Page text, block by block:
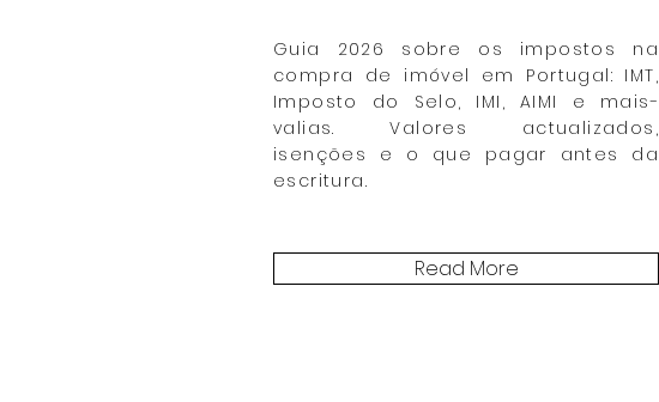
Guia 2026 sobre os impostos na
compra de imóvel em Portugal: IMT,
Imposto do Selo, IMI, AIMI e mais-
valias. Valores actualizados,
isenções e o que pagar antes da
escritura.
Read More